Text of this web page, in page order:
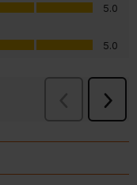
5.0
5.0